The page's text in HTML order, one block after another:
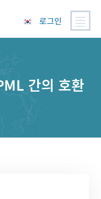
로그인
간의 호환